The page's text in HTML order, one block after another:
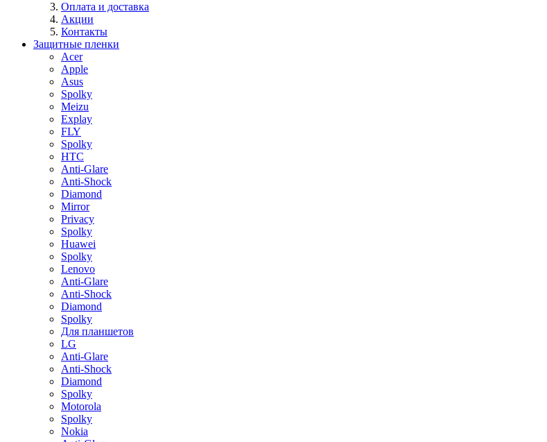
Оплата и доставка
Акции
Контакты
Защитные пленки
Acer
Apple
Asus
Spolky
Meizu
Explay
FLY
Spolky
HTC
Anti-Glare
Anti-Shock
Diamond
Mirror
Privacy
Spolky
Huawei
Spolky
Lenovo
Anti-Glare
Anti-Shock
Diamond
Spolky
Для планшетов
LG
Anti-Glare
Anti-Shock
Diamond
Spolky
Motorola
Spolky
Nokia